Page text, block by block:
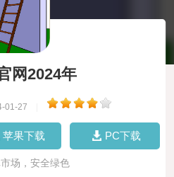
网2024年
01-27
苹果下载 PC下载
场，安全绿色